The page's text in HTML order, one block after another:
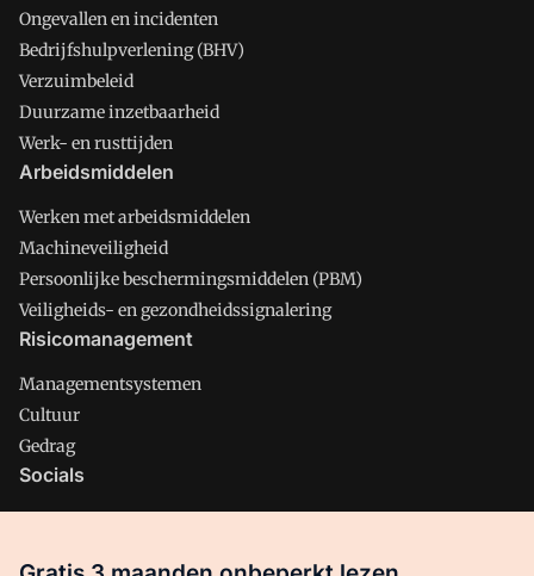
Ongevallen en incidenten
Bedrijfshulpverlening (BHV)
Verzuimbeleid
Duurzame inzetbaarheid
Werk- en rusttijden
Arbeidsmiddelen
Werken met arbeidsmiddelen
Machineveiligheid
Persoonlijke beschermingsmiddelen (PBM)
Veiligheids- en gezondheidssignalering
Risicomanagement
Managementsystemen
Cultuur
Gedrag
Socials